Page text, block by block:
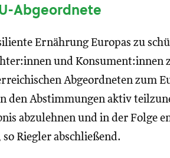
Abgeordnete
Ernährung Europas zu
und Konsument:innen
Abgeordneten zum
den Abstimmungen aktiv
abzulehnen und in der Folge
Riegler abschließend.